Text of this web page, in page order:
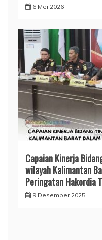
6 Mei 2026
Capaian Kinerja
wilayah Kalimantan
Peringatan Hakordia
9 Desember 2025